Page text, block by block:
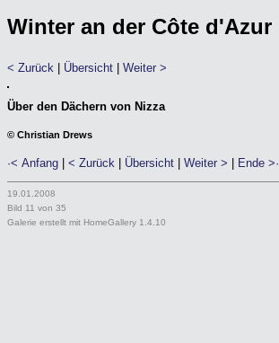
Winter an der Côte d'Azur
< Zurück Übersicht Weiter >
Über den Dächern von Nizza
© Christian Drews
·< Anfang < Zurück Übersicht Weiter > Ende >·
19.01.2008
Bild 11 von 35
Galerie erstellt mit HomeGallery 1.4.10